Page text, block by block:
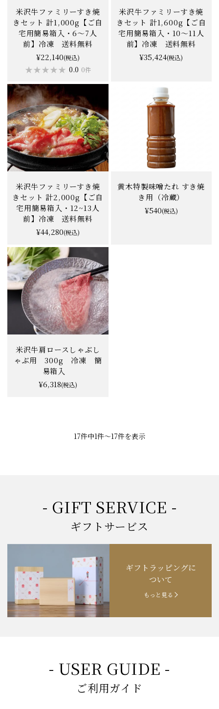
米沢牛ファミリーすき焼
きセット 計1,000g【ご自
宅用簡易箱入・6〜7人
前】冷凍 送料無料
¥22,140(税込)
★★★★★
★★★★★ 0.0 0件
米沢牛ファミリーすき焼
きセット 計1,600g【ご自
宅用簡易箱入・10〜11人
前】冷凍 送料無料
¥35,424(税込)
米沢牛ファミリーすき焼
きセット 計2,000g【ご自
宅用簡易箱入・12~13人
前】冷凍 送料無料
¥44,280(税込)
黄木特製味噌たれ すき焼
き用（冷蔵）
¥540(税込)
米沢牛肩ロースしゃぶし
ゃぶ用 300g 冷凍 簡
易箱入
¥6,318(税込)
17件中1件〜17件を表示
- GIFT SERVICE -
ギフトサービス
ギフトラッピングに
ついて
もっと見る
- USER GUIDE -
ご利用ガイド